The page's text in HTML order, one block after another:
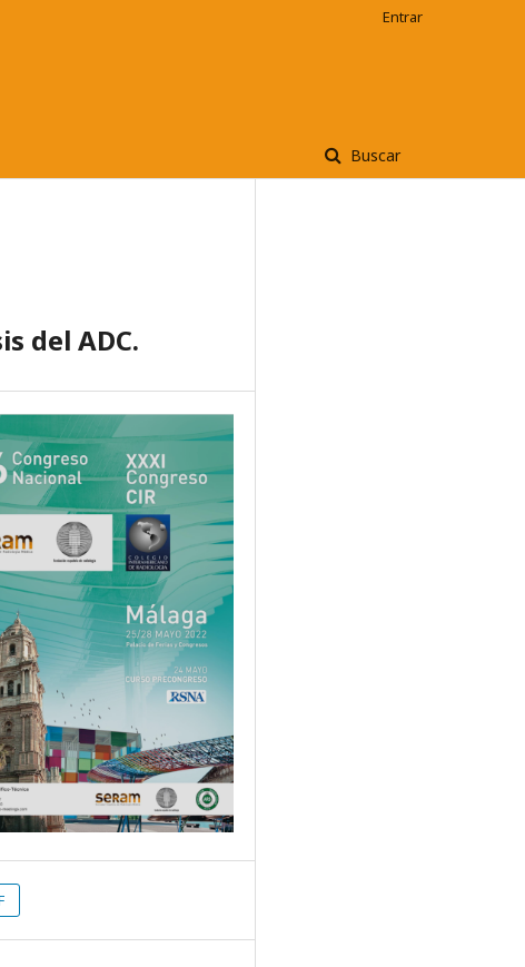
Buscar
Entrar
del ADC.